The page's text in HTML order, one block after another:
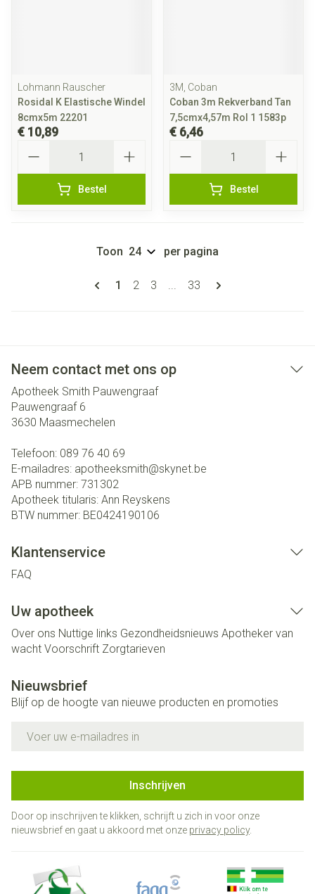
Lohmann Rauscher
Rosidal K Elastische Windel
8cmx5m 22201
€ 10,89
Bestel
3M, Coban
Coban 3m Rekverband Tan
7,5cmx4,57m Rol 1 1583p
€ 6,46
Bestel
Pagina's
U lees momenteel pagina
1 Pagina
2 Pagina
3 ... Pagina
33
Toon per pagina
Neem contact met ons op
Apotheek Smith Pauwengraaf
Pauwengraaf 6
3630 Maasmechelen
Telefoon: 089 76 40 69
E-mailadres: apotheeksmith@skynet.be
APB nummer: 731302
Apotheek titularis: Ann Reyskens
BTW nummer: BE0424190106
Klantenservice
FAQ
Uw apotheek
Over ons Nuttige links Gezondheidsnieuws Apotheker van
wacht Voorschrift Zorgtarieven
Nieuwsbrief
Blijf op de hoogte van nieuwe producten en promoties
Inschrijven
Door op inschrijven te klikken, schrijft u zich in voor onze
nieuwsbrief en gaat u akkoord met onze privacy policy.